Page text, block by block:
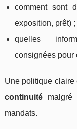
comment sont
exposition, prêt) ;
quelles
consignées pour
Une politique
continuité malgré
mandats.